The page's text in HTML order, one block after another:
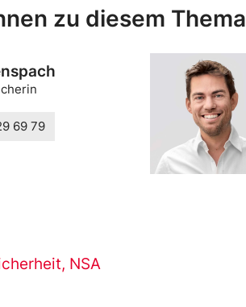
zu diesem Thema
69 79
, NSA